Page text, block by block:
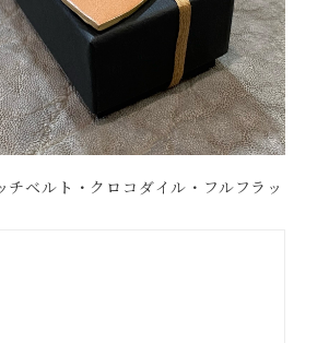
チベルト・クロコダイル・フルフラッ